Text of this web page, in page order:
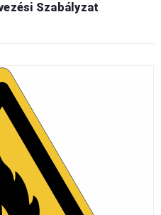
Szabályzat